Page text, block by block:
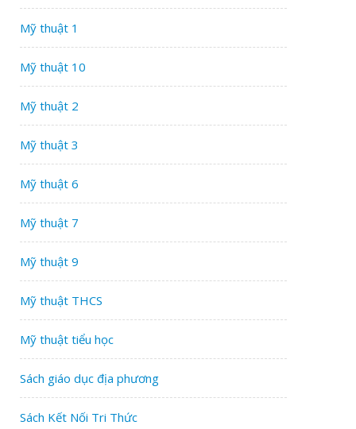
Mỹ thuật 1
Mỹ thuật 10
Mỹ thuật 2
Mỹ thuật 3
Mỹ thuật 6
Mỹ thuật 7
Mỹ thuật 9
Mỹ thuật THCS
Mỹ thuật tiểu học
Sách giáo dục địa phương
Sách Kết Nối Tri Thức